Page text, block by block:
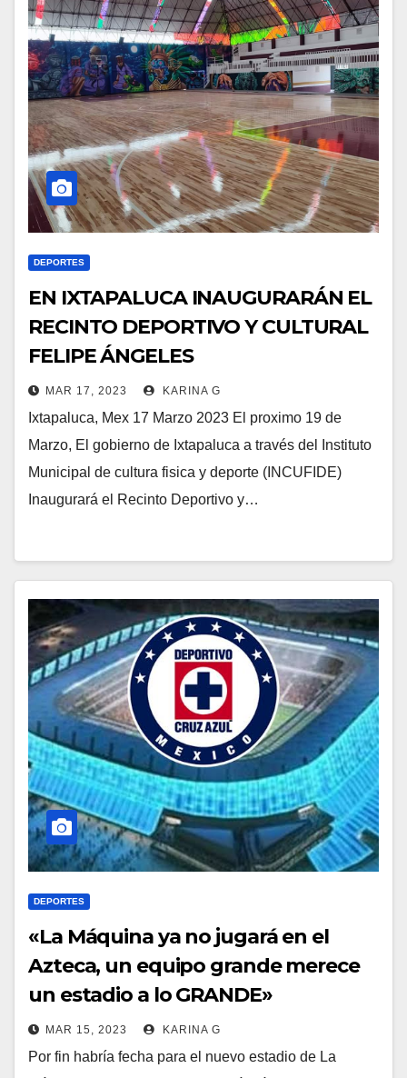
DEPORTES
EN IXTAPALUCA INAUGURARÁN EL
RECINTO DEPORTIVO Y CULTURAL
FELIPE ÁNGELES
MAR 17, 2023 KARINA G
Ixtapaluca, Mex 17 Marzo 2023 El proximo 19 de
Marzo, El gobierno de Ixtapaluca a través del Instituto
Municipal de cultura fisica y deporte (INCUFIDE)
Inaugurará el Recinto Deportivo y…
DEPORTES
«La Máquina ya no jugará en el
Azteca, un equipo grande merece
un estadio a lo GRANDE»
MAR 15, 2023 KARINA G
Por fin habría fecha para el nuevo estadio de La